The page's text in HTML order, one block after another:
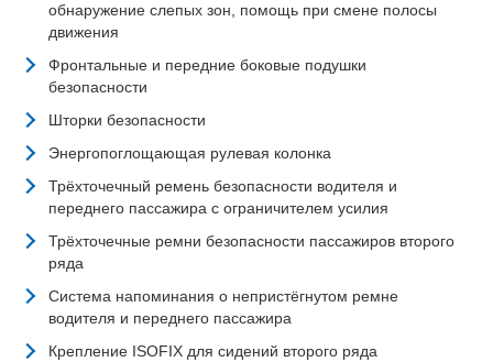
обнаружение слепых зон, помощь при смене полосы
движения
Фронтальные и передние боковые подушки
безопасности
Шторки безопасности
Энергопоглощающая рулевая колонка
Трёхточечный ремень безопасности водителя и
переднего пассажира с ограничителем усилия
Трёхточечные ремни безопасности пассажиров второго
ряда
Система напоминания о непристёгнутом ремне
водителя и переднего пассажира
Крепление ISOFIX для сидений второго ряда